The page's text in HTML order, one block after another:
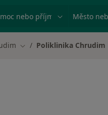
nebo příjmení Město
Změna města
Poliklinika Chrudim